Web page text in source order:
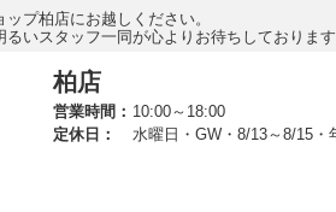
プ柏店にお越しください。
いスタッフ一同が心よりお待ちしておりま
柏店
営業時間： 10:00～18:00
定休日：
水曜日・GW・8/13～8/15・